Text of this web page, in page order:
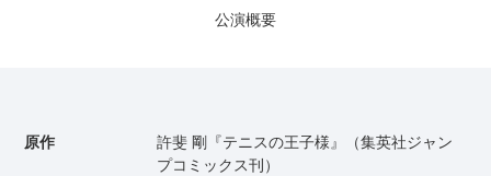
公演概要
原作
許斐 剛『テニスの王子様』（集英社ジャン
プコミックス刊）